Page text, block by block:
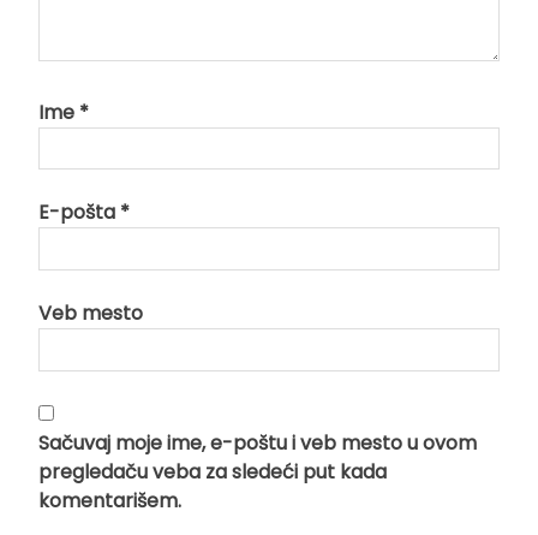
Ime *
E-pošta *
Veb mesto
Sačuvaj moje ime, e-poštu i veb mesto u ovom
pregledaču veba za sledeći put kada
komentarišem.